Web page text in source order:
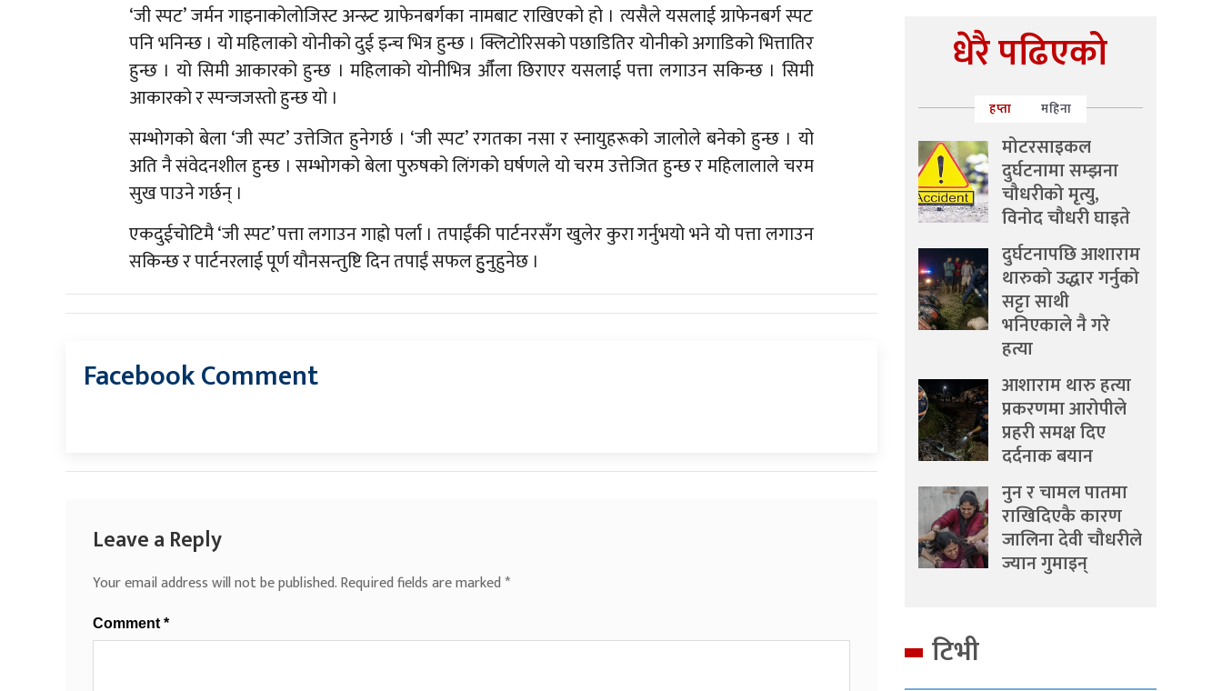
‘जी स्पट’ जर्मन गाइनाकोलोजिस्ट अन्स्र्ट ग्राफेनबर्गका नामबाट राखिएको हो । त्यसैले यसलाई ग्राफेनबर्ग स्पट
पनि भनिन्छ । यो महिलाको योनीको दुई इन्च भित्र हुन्छ । क्लिटोरिसको पछाडितिर योनीको अगाडिको भित्तातिर
हुन्छ । यो सिमी आकारको हुन्छ । महिलाको योनीभित्र औँला छिराएर यसलाई पत्ता लगाउन सकिन्छ । सिमी
आकारको र स्पन्जजस्तो हुन्छ यो ।
सम्भोगको बेला ‘जी स्पट’ उत्तेजित हुनेगर्छ । ‘जी स्पट’ रगतका नसा र स्नायुहरूको जालोले बनेको हुन्छ । यो
अति नै संवेदनशील हुन्छ । सम्भोगको बेला पुरुषको लिंगको घर्षणले यो चरम उत्तेजित हुन्छ र महिलालाले चरम
सुख पाउने गर्छन् ।
एकदुईचोटिमै ‘जी स्पट’ पत्ता लगाउन गाह्रो पर्ला । तपाईंकी पार्टनरसँग खुलेर कुरा गर्नुभयो भने यो पत्ता लगाउन
सकिन्छ र पार्टनरलाई पूर्ण यौनसन्तुष्टि दिन तपाईं सफल हुुनुहुनेछ ।
Facebook Comment
Leave a Reply
Your email address will not be published.Required fields are marked*
Comment *
धेरै पढिएको
हप्ता महिना
मोटरसाइकल
दुर्घटनामा सम्झना
चौधरीको मृत्यु,
विनोद चौधरी घाइते
दुर्घटनापछि आशाराम
थारुको उद्धार गर्नुको
सट्टा साथी
भनिएकाले नै गरे
हत्या
आशाराम थारु हत्या
प्रकरणमा आरोपीले
प्रहरी समक्ष दिए
दर्दनाक बयान
नुन र चामल पातमा
राखिदिएकै कारण
जालिना देवी चौधरीले
ज्यान गुमाइन्
टिभी